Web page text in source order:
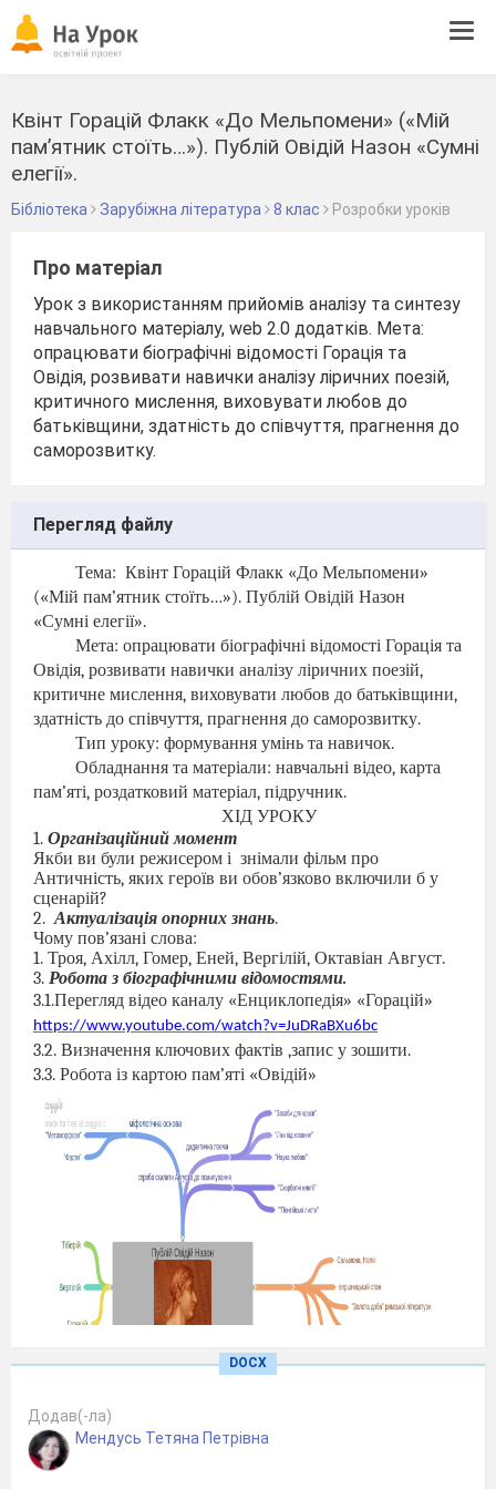
Квінт Горацій Флакк «До Мельпомени» («Мій
пам’ятник стоїть…»). Публій Овідій Назон «Сумні
елегії».
Бібліотека Зарубіжна література 8 клас Розробки уроків
Про матеріал
Урок з використанням прийомів аналізу та синтезу
навчального матеріалу, web 2.0 додатків. Мета:
опрацювати біографічні відомості Горація та
Овідія, розвивати навички аналізу ліричних поезій,
критичного мислення, виховувати любов до
батьківщини, здатність до співчуття, прагнення до
саморозвитку.
Перегляд файлу
Тема: Квінт Горацій Флакк «До Мельпомени»
(«Мій пам’ятник стоїть…»). Публій Овідій Назон
«Сумні елегії».
Мета: опрацювати біографічні відомості Горація та
Овідія, розвивати навички аналізу ліричних поезій,
критичне мислення, виховувати любов до батьківщини,
здатність до співчуття, прагнення до саморозвитку.
Тип уроку: формування умінь та навичок.
Обладнання та матеріали: навчальні відео, карта
пам’яті, роздатковий матеріал, підручник.
ХІД УРОКУ
1. Організаційний момент
Якби ви були режисером і знімали фільм про
Античність, яких героїв ви обов’язково включили б у
сценарій?
2. Актуалізація опорних знань.
Чому пов’язані слова:
1. Троя, Ахілл, Гомер, Еней, Вергілій, Октавіан Август.
3. Робота з біографічними відомостями.
3.1.Перегляд відео каналу «Енциклопедія» «Горацій»
https://www.youtube.com/watch?v=JuDRaBXu6bc
3.2. Визначення ключових фактів ,запис у зошити.
3.3. Робота із картою пам’яті «Овідій»
https://coggle.it/diagram/XchEZK5A3X6AEZT8/t/
DOCX
Додав(-ла)
Мендусь Тетяна Петрівна